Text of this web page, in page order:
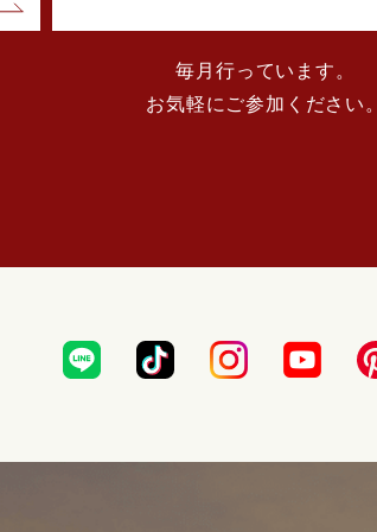
毎月行っています。
お気軽にご参加ください。